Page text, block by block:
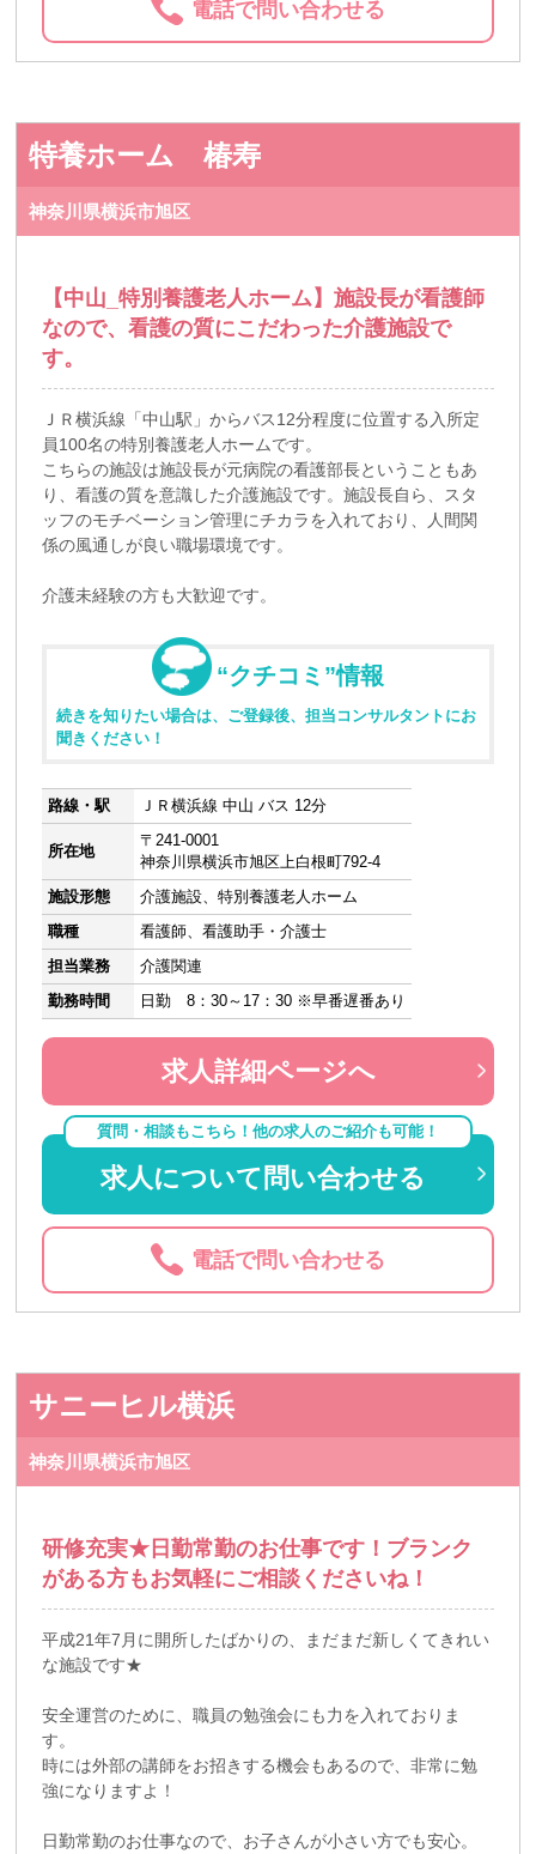
電話で問い合わせる
特養ホーム 椿寿
神奈川県横浜市旭区
【中山_特別養護老人ホーム】施設長が看護師
なので、看護の質にこだわった介護施設で
す。
ＪＲ横浜線「中山駅」からバス12分程度に位置する入所定
員100名の特別養護老人ホームです。
こちらの施設は施設長が元病院の看護部長ということもあ
り、看護の質を意識した介護施設です。施設長自ら、スタ
ッフのモチベーション管理にチカラを入れており、人間関
係の風通しが良い職場環境です。
介護未経験の方も大歓迎です。
“クチコミ”情報
続きを知りたい場合は、ご登録後、担当コンサルタントにお
聞きください！
路線・駅 ＪＲ横浜線 中山 バス 12分
所在地
〒241-0001
神奈川県横浜市旭区上白根町792-4
施設形態
介護施設、特別養護老人ホーム
職種
看護師、看護助手・介護士
担当業務
介護関連
勤務時間
日勤 8：30～17：30 ※早番遅番あり
求人詳細ページへ
質問・相談もこちら！他の求人のご紹介も可能！
求人について問い合わせる
電話で問い合わせる
サニーヒル横浜
神奈川県横浜市旭区
研修充実★日勤常勤のお仕事です！ブランク
がある方もお気軽にご相談くださいね！
平成21年7月に開所したばかりの、まだまだ新しくてきれい
な施設です★
安全運営のために、職員の勉強会にも力を入れておりま
す。
時には外部の講師をお招きする機会もあるので、非常に勉
強になりますよ！
日勤常勤のお仕事なので、お子さんが小さい方でも安心。